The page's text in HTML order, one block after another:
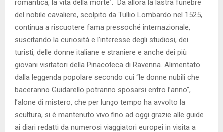
romantica, la vita della morte”. Da allora la lastra funebre
del nobile cavaliere, scolpito da Tullio Lombardo nel 1525,
continua a riscuotere fama pressoché internazionale,
suscitando la curiosità e l’interesse degli studiosi, dei
turisti, delle donne italiane e straniere e anche dei più
giovani visitatori della Pinacoteca di Ravenna. Alimentato
dalla leggenda popolare secondo cui “le donne nubili che
baceranno Guidarello potranno sposarsi entro l’anno”,
l’alone di mistero, che per lungo tempo ha avvolto la
scultura, si è mantenuto vivo fino ad oggi grazie alle guide
ai diari redatti da numerosi viaggiatori europei in visita a